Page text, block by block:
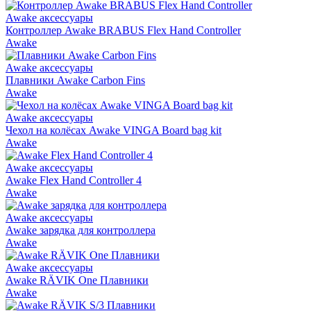
Awake аксессуары
Контроллер Awake BRABUS Flex Hand Controller
Awake
Awake аксессуары
Плавники Awake Carbon Fins
Awake
Awake аксессуары
Чехол на колёсах Awake VINGA Board bag kit
Awake
Awake аксессуары
Awake Flex Hand Controller 4
Awake
Awake аксессуары
Awake зарядка для контроллера
Awake
Awake аксессуары
Awake RÄVIK One Плавники
Awake